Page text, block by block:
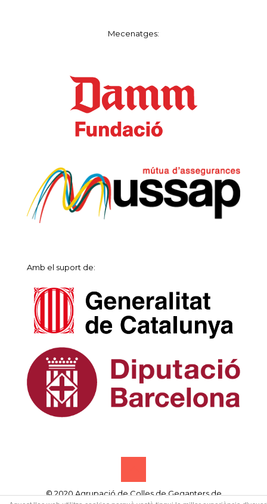
Mecenatges:
Amb el suport de:
© 2020 Agrupació de Colles de Geganters de